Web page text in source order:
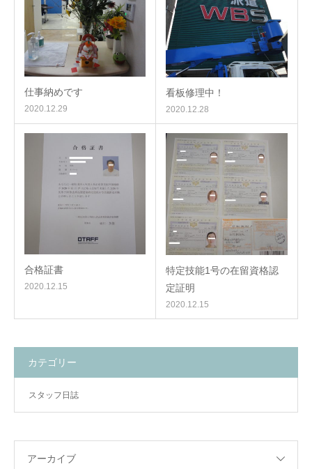
仕事納めです
2020.12.29
看板修理中！
2020.12.28
合格証書
2020.12.15
特定技能1号の在留資格認
定証明
2020.12.15
カテゴリー
スタッフ日誌
アーカイブ